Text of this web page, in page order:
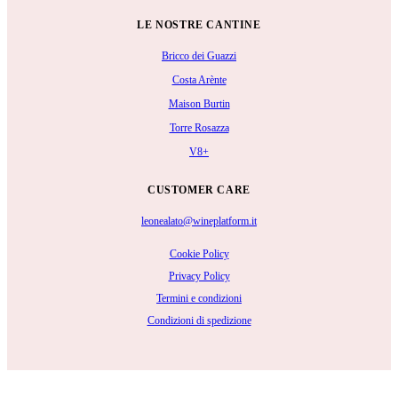
LE NOSTRE CANTINE
Bricco dei Guazzi
Costa Arènte
Maison Burtin
Torre Rosazza
V8+
CUSTOMER CARE
leonealato@wineplatform.it
Cookie Policy
Privacy Policy
Termini e condizioni
Condizioni di spedizione